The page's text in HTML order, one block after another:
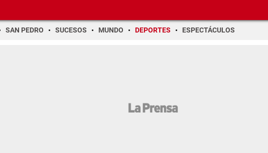
SAN PEDRO SUCESOS MUNDO DEPORTES ESPECTÁCULOS